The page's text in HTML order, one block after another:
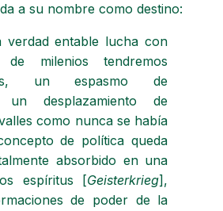
a su nombre como destino:
verdad entable lucha con
milenios tendremos
un espasmo de
un desplazamiento de
como nunca se había
de política queda
absorbido en una
espíritus [Geisterkrieg],
de poder de la